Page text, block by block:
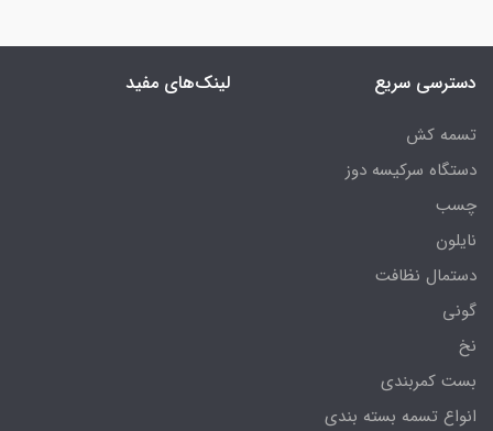
دسترسی سریع
تسمه کش
دستگاه سرکیسه دوز
چسب
نایلون
دستمال نظافت
گونی
نخ
بست کمربندی
انواع تسمه بسته بندی
لینک‌های مفید